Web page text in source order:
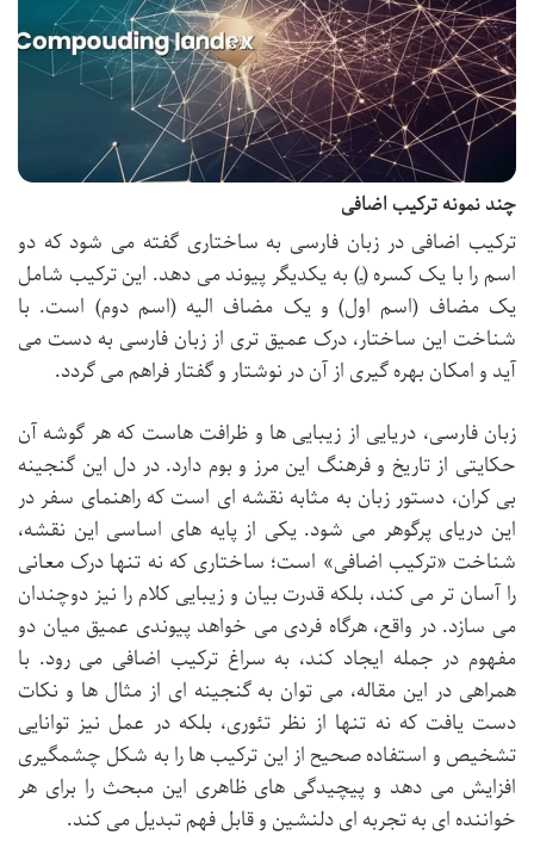
چند نمونه ترکیب اضافی
ترکیب اضافی در زبان فارسی به ساختاری گفته می شود که دو
اسم را با یک کسره (ـِ) به یکدیگر پیوند می دهد. این ترکیب شامل
یک مضاف (اسم اول) و یک مضاف الیه (اسم دوم) است. با
شناخت این ساختار، درک عمیق تری از زبان فارسی به دست می
آید و امکان بهره گیری از آن در نوشتار و گفتار فراهم می گردد.
زبان فارسی، دریایی از زیبایی ها و ظرافت هاست که هر گوشه آن
حکایتی از تاریخ و فرهنگ این مرز و بوم دارد. در دل این گنجینه
بی کران، دستور زبان به مثابه نقشه ای است که راهنمای سفر در
این دریای پرگوهر می شود. یکی از پایه های اساسی این نقشه،
شناخت «ترکیب اضافی» است؛ ساختاری که نه تنها درک معانی
را آسان تر می کند، بلکه قدرت بیان و زیبایی کلام را نیز دوچندان
می سازد. در واقع، هرگاه فردی می خواهد پیوندی عمیق میان دو
مفهوم در جمله ایجاد کند، به سراغ ترکیب اضافی می رود. با
همراهی در این مقاله، می توان به گنجینه ای از مثال ها و نکات
دست یافت که نه تنها از نظر تئوری، بلکه در عمل نیز توانایی
تشخیص و استفاده صحیح از این ترکیب ها را به شکل چشمگیری
افزایش می دهد و پیچیدگی های ظاهری این مبحث را برای هر
خواننده ای به تجربه ای دلنشین و قابل فهم تبدیل می کند.